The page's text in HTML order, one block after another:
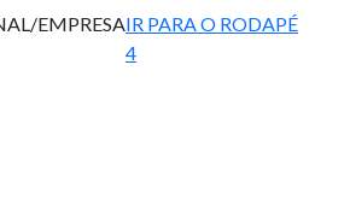
EMPRESAIR PARA O RODAPÉ
4